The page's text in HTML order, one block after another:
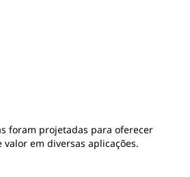
foram projetadas para oferecer
em diversas aplicações.